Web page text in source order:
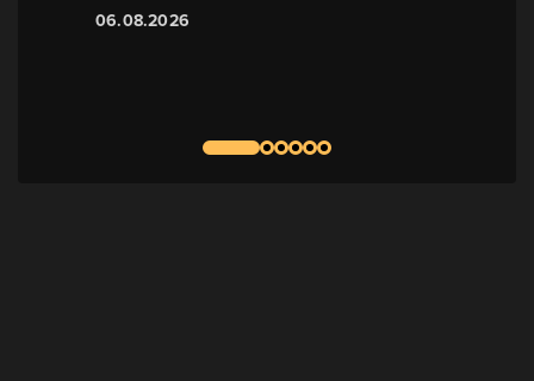
06.08.2026